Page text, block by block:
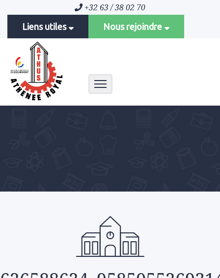
+32 63 / 38 02 70
Liens utiles Nous rejoindre
Toggle navigation